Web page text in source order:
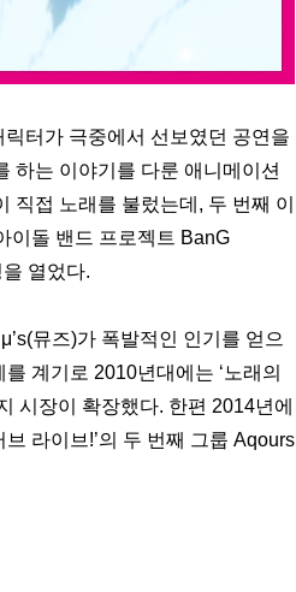
터가 극중에서 선보였던 공연을
하는 이야기를 다룬 애니메이션
직접 노래를 불렀는데, 두 번째 이
이돌 밴드 프로젝트 BanG
을 열었다.
뮤즈)가 폭발적인 인기를 얻으
계기로 2010년대에는 ‘노래의
시장이 확장했다. 한편 2014년에
라이브!’의 두 번째 그룹 Aqours